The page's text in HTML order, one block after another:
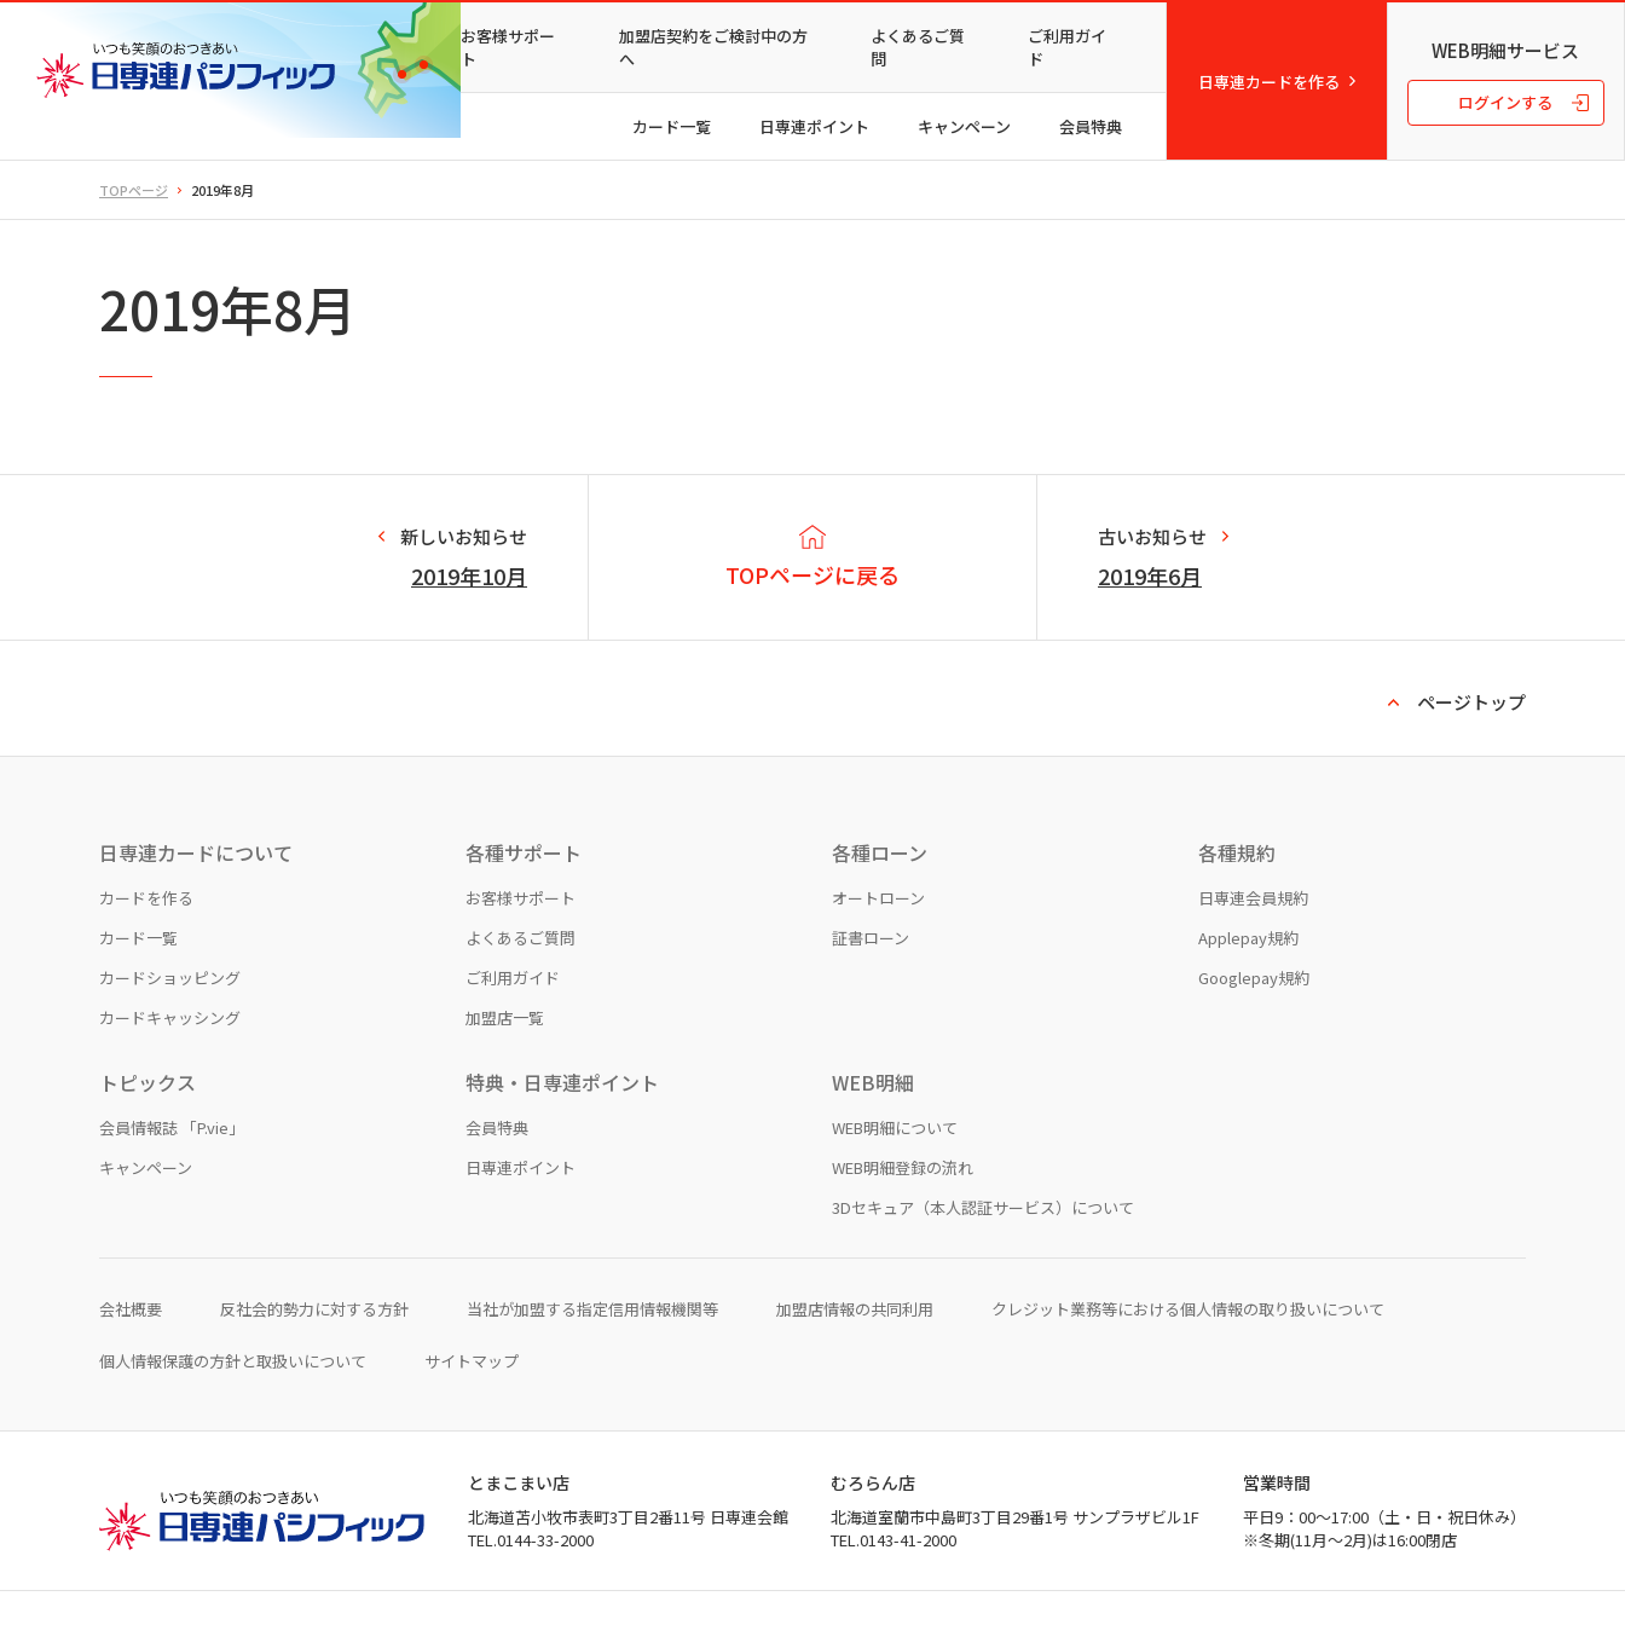
お客様サポー
ト
加盟店契約をご検討中の方
へ
よくあるご質
問
ご利用ガイ
ド
カード一覧 日専連ポイント キャンペーン 会員特典
日専連カードを作る
WEB明細サービス
ログインする
TOPページ 2019年8月
2019年8月
新しいお知らせ
2019年10月 TOPページに戻る
古いお知らせ
2019年6月
ページトップ
日専連カードについて
カードを作る
カード一覧
カードショッピング
カードキャッシング
各種サポート
お客様サポート
よくあるご質問
ご利用ガイド
加盟店一覧
各種ローン
オートローン
証書ローン
各種規約
日専連会員規約
Applepay規約
Googlepay規約
トピックス
会員情報誌 「P.vie」
キャンペーン
特典・日専連ポイント
会員特典
日専連ポイント
WEB明細
WEB明細について
WEB明細登録の流れ
3Dセキュア（本人認証サービス）について
会社概要 反社会的勢力に対する方針 当社が加盟する指定信用情報機関等 加盟店情報の共同利用 クレジット業務等における個人情報の取り扱いについて
個人情報保護の方針と取扱いについて サイトマップ
とまこまい店
北海道苫小牧市表町3丁目2番11号 日専連会館
TEL.0144-33-2000
むろらん店
北海道室蘭市中島町3丁目29番1号 サンプラザビル1F
TEL.0143-41-2000
営業時間
平日9：00～17:00（土・日・祝日休み）
※冬期(11月～2月)は16:00閉店